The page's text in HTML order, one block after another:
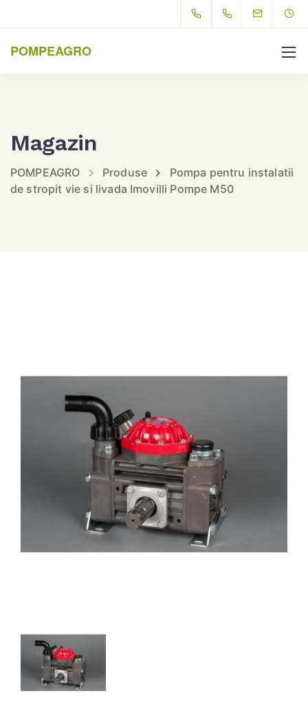
POMPEAGRO
Magazin
POMPEAGRO Produse
Pompa pentru instalatii
de stropit vie si livada Imovilli Pompe M50